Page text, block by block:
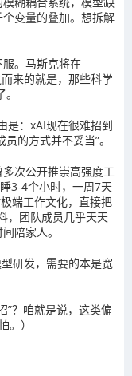
变量的叠加。想拆解
。马斯克将在
来的就是，那些科学
是：xAI现在很难招到
的方式并不妥当”。
次公开推崇高强度工
3-4个小时，一周7天
端工作文化，直接把
，团队成员几乎天天
陪家人。
研发，需要的本是宽
”？咱就是说，这类偏
）